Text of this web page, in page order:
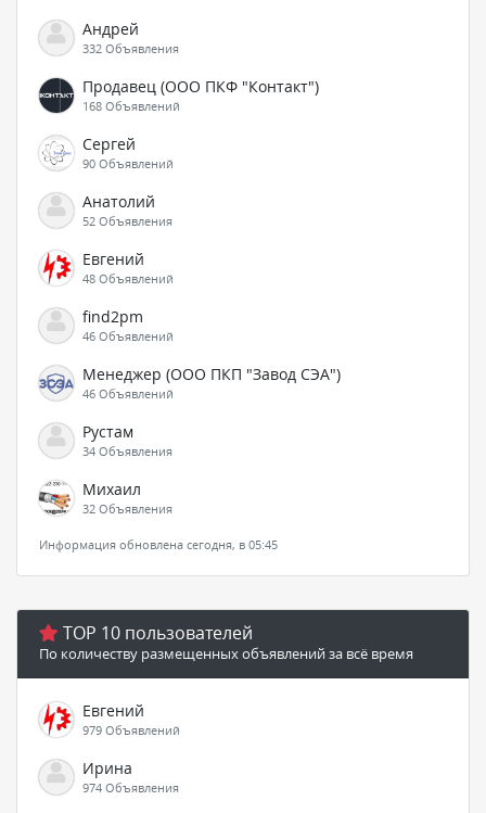
Андрей
332 Объявления
Продавец (ООО ПКФ "Контакт")
168 Объявлений
Сергей
90 Объявлений
Анатолий
52 Объявления
Евгений
48 Объявлений
find2pm
46 Объявлений
Менеджер (ООО ПКП "Завод СЭА")
46 Объявлений
Рустам
34 Объявления
Михаил
32 Объявления
Информация обновлена сегодня, в 05:45
TOP 10 пользователей
По количеству размещенных объявлений за всё время
Евгений
979 Объявлений
Ирина
974 Объявления